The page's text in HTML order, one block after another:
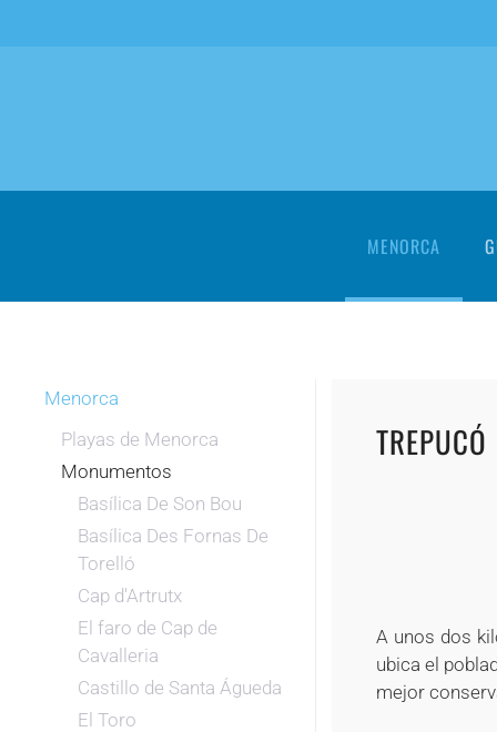
MENORCA
Menorca
Playas de Menorca
Monumentos
Basílica De Son Bou
Basílica Des Fornas De
Torelló
Cap d'Artrutx
El faro de Cap de
Cavalleria
Castillo de Santa Águeda
El Toro
TREPUCÓ
A unos dos
ubica el
mejor